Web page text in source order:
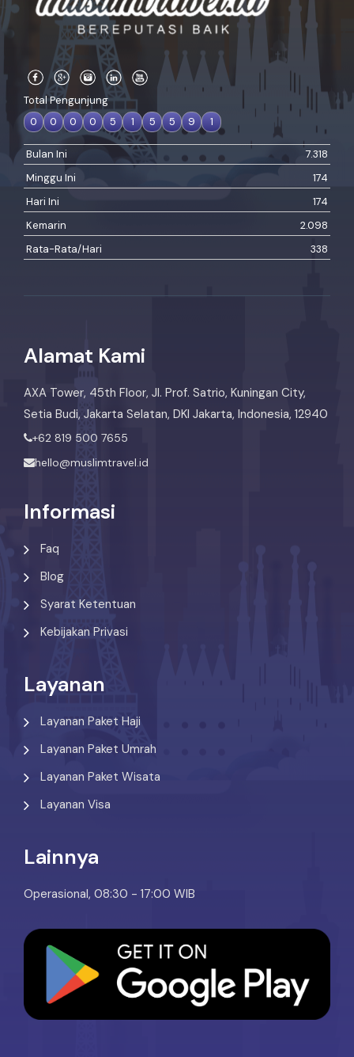
Total Pengunjung
0
0 0 0 5 1 5 5 9 1
Bulan Ini
7.318
Minggu Ini
174
Hari Ini
174
Kemarin
2.098
Rata-Rata/Hari
338
Alamat Kami
AXA Tower, 45th Floor, Jl. Prof. Satrio, Kuningan City,
Setia Budi, Jakarta Selatan, DKI Jakarta, Indonesia, 12940
+62 819 500 7655
hello@muslimtravel.id
Informasi
Faq
Blog
Syarat Ketentuan
Kebijakan Privasi
Layanan
Layanan Paket Haji
Layanan Paket Umrah
Layanan Paket Wisata
Layanan Visa
Lainnya
Operasional, 08:30 - 17:00 WIB